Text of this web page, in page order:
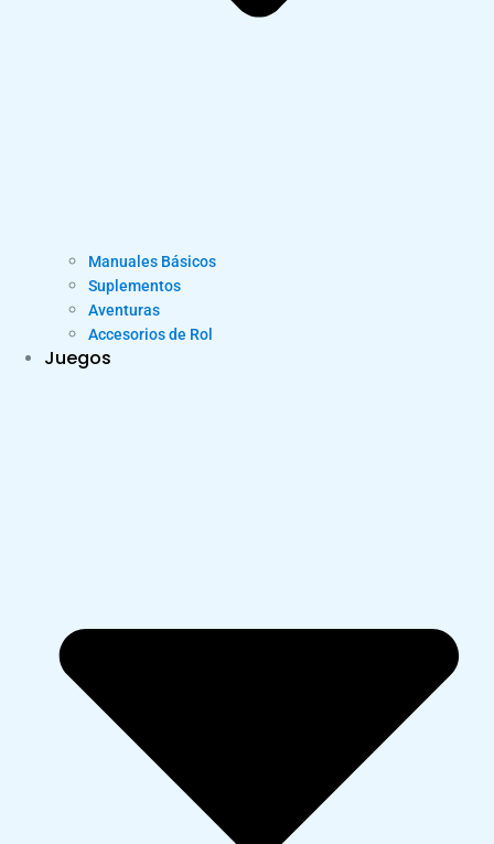
Manuales Básicos
Suplementos
Aventuras
Accesorios de Rol
Juegos